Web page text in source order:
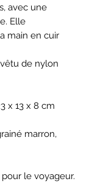
avec une
Elle
main en cuir
de nylon
x 13 x 8 cm
marron,
le voyageur.